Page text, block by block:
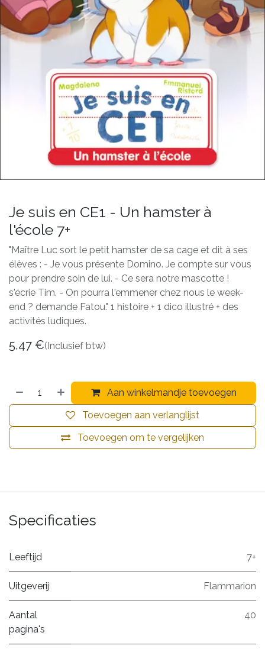
Je suis en CE1 - Un hamster à
l'école 7+
"Maître Luc sort le petit hamster de sa cage et dit à ses
élèves : - Je vous présente Domino. Je compte sur vous
pour prendre soin de lui. - Ce sera notre mascotte !
s'écrie Tim. - On pourra l'emmener chez nous le week-
end ? demande Fatou." 1 histoire + 1 dico illustré + des
activités ludiques.
5,47 €(Inclusief btw)
Aan winkelmandje toevoegen
Toevoegen om te vergelijken
Toevoegen aan verlanglijst
Specificaties
Leeftijd 7+
Uitgeverij Flammarion
Aantal
pagina's
40